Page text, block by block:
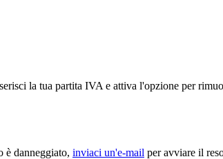
la tua partita IVA e attiva l'opzione per
è danneggiato, inviaci un'e-mail per avviare il